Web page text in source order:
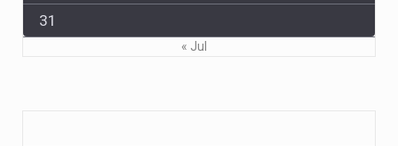
31
« Jul